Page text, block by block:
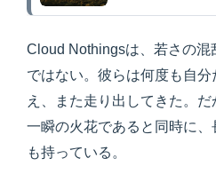
Cloud Nothingsは、若さの混
ではない。彼らは何度も自
え、また走り出してきた。
一瞬の火花であると同時に
も持っている。